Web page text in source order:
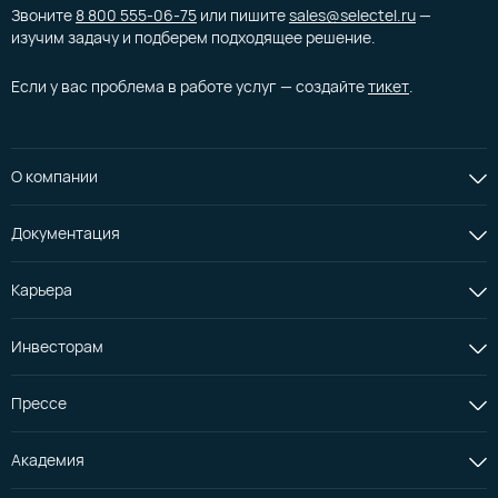
Подсеть
Публичный IP-адрес
Выбрать услуги в панели
Как арендовать дешевый VPS/VDS-сервер
в России
Selectel
Звоните 8 800 555-06-75 или пишитеsales@selectel.ru—
изучим задачу и подберем подходящее решение.
Если у вас проблема в работе услуг — создайтетикет
О компании
Документация
Карьера
Инвесторам
Прессе
Академия